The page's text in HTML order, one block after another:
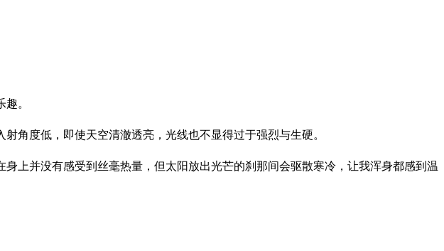
。
角度低，即使天空清澈透亮，光线也不显得过于强烈与生硬。
上并没有感受到丝毫热量，但太阳放出光芒的刹那间会驱散寒冷，让我浑身都感到温